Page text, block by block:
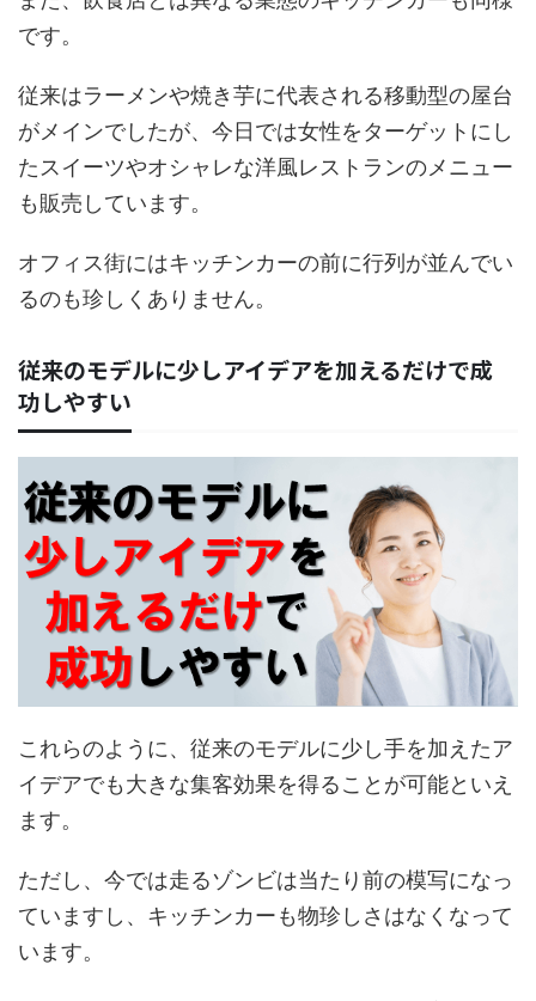
です。
従来はラーメンや焼き芋に代表される移動型の屋台
がメインでしたが、今日では女性をターゲットにし
たスイーツやオシャレな洋風レストランのメニュー
も販売しています。
オフィス街にはキッチンカーの前に行列が並んでい
るのも珍しくありません。
従来のモデルに少しアイデアを加えるだけで成
功しやすい
これらのように、従来のモデルに少し手を加えたア
イデアでも大きな集客効果を得ることが可能といえ
ます。
ただし、今では走るゾンビは当たり前の模写になっ
ていますし、キッチンカーも物珍しさはなくなって
います。